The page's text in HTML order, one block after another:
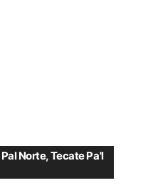
Pal Norte,Tecate Pa'l